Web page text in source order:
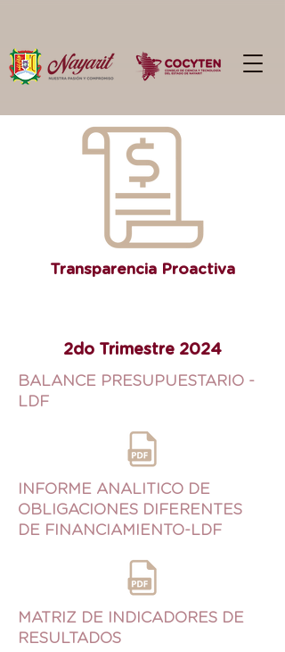
Transparencia Proactiva
2do Trimestre 2024
BALANCE PRESUPUESTARIO -
LDF
INFORME ANALITICO DE
OBLIGACIONES DIFERENTES
DE FINANCIAMIENTO-LDF
MATRIZ DE INDICADORES DE
RESULTADOS